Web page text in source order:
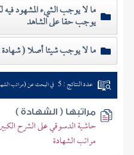
ما لا يوجب الشيء المشهود فيه
يوجب حقا على الشاهد
ما لا يوجب شيئا أصلا (
عدد النتائج : 5 في البحث عن (مراتب
مراتبها ( الشهادة )
حاشية الدسوقي على الشرح
مراتب الشهادة